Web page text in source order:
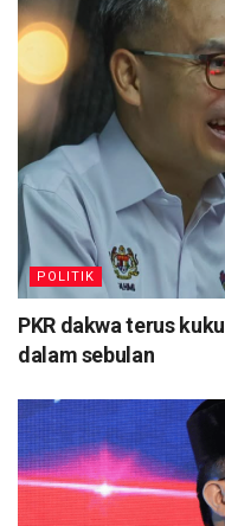
POLITIK
PKR dakwa terus
dalam sebulan